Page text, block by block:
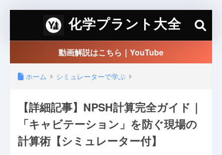
化学プラント大全
動画解説はこちら｜YouTube
ホーム シミュレーターで学ぶ
【詳細記事】NPSH計算完全ガイド｜
「キャビテーション」を防ぐ現場の
計算術【シミュレーター付】